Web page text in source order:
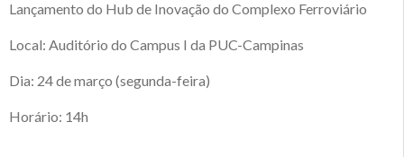
Lançamento do Hub de Inovação do Complexo Ferroviário
Local: Auditório do Campus I da PUC-Campinas
Dia: 24 de março (segunda-feira)
Horário: 14h